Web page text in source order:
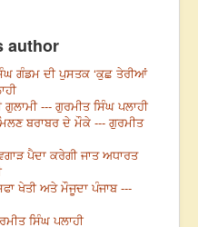
author
ਗੰਡਮ ਦੀ ਪੁਸਤਕ ‘ਕੁਛ ਤੇਰੀਆਂ
--- ਗੁਰਮੀਤ ਸਿੰਘ ਪਲਾਹੀ
ਬਰਾਬਰ ਦੇ ਮੌਕੇ --- ਗੁਰਮੀਤ
ਪੈਦਾ ਕਰੇਗੀ ਜਾਤ ਅਧਾਰਤ
ਖੇਤੀ ਅਤੇ ਮੌਜੂਦਾ ਪੰਜਾਬ ---
ਸਿੰਘ ਪਲਾਹੀ